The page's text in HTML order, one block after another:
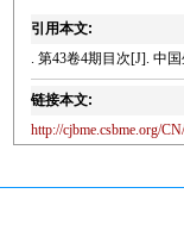
引用本文:
. 第43卷4期目次[J]. 中
链接本文:
http://cjbme.csbme.org/